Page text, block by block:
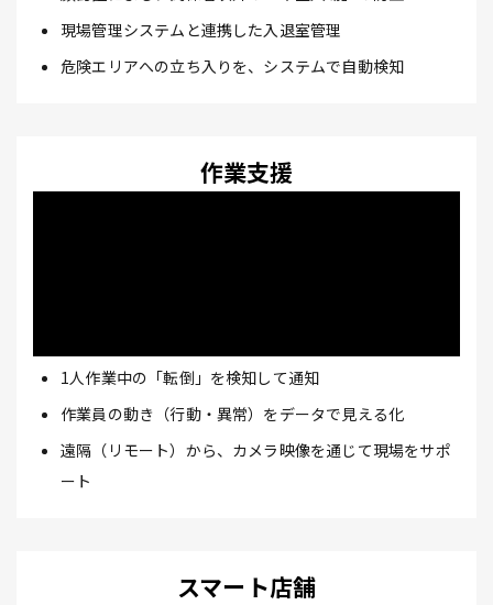
現場管理システムと連携した入退室管理
危険エリアへの立ち入りを、システムで自動検知
作業支援
1人作業中の「転倒」を検知して通知
作業員の動き（行動・異常）をデータで見える化
遠隔（リモート）から、カメラ映像を通じて現場をサポ
ート
スマート店舗